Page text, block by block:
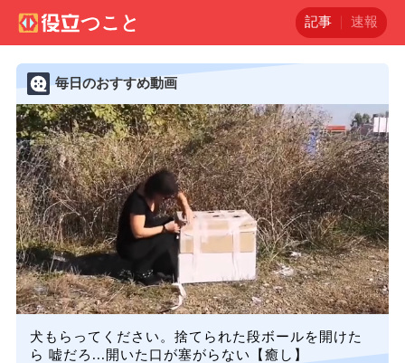
記事 速報
毎日のおすすめ動画
犬もらってください。捨てられた段ボールを開けた
ら 嘘だろ...開いた口が塞がらない【癒し】